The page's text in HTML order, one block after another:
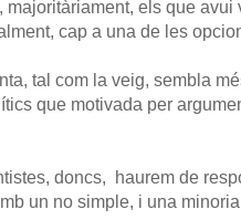
majoritàriament, els que
cap a una de les
tal com la veig, sembla
que motivada per
doncs, haurem de
un no simple, i una